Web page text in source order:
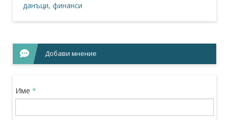
данъци, финанси
Добави мнение
Име *